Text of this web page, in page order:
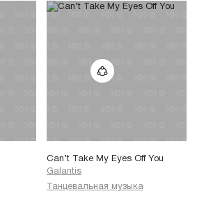
Can’t Take My Eyes Off You
Galantis
Танцевальная музыка